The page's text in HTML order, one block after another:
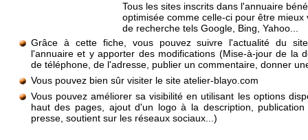
Tous les sites inscrits dans l'annuaire
optimisée comme celle-ci pour être mieux
de recherche tels Google, Bing, Yahoo...
Grâce à cette fiche, vous pouvez suivre l'actualité du
l'annuaire et y apporter des modifications (Mise-à-jour de la
de téléphone, de l'adresse, publier un commentaire, donner
Vous pouvez bien sûr visiter le site atelier-blayo.com
Vous pouvez améliorer sa visibilité en utilisant les options
haut des pages, ajout d'un logo à la description,
presse, soutient sur les réseaux sociaux...)